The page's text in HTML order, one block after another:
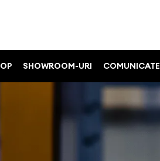
SHOWROOM-URI COMUNICATE